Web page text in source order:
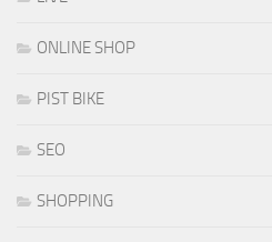
ONLINE SHOP
PIST BIKE
SEO
SHOPPING